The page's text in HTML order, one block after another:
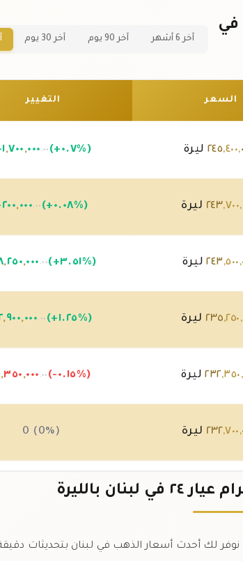
سعر سبيكة ذهب 20 جرام عيار 24 في
آخر 6 أشهر آخر 90 يوم آخر 30 يوم
السعر التغيير
٢٤٥,٤٠٠, ليرة ١,٧٠٠,٠٠٠ .٠٠ (+٠.٧%)
٢٤٣,٧٠٠, ليرة ٢٠٠,٠٠٠ .٠٠ (+٠.٠٨%)
٢٤٣,٥٠٠, ليرة ,٢٥٠,٠٠٠ .٠٠ (+٣.٥١%)
٢٣٥,٢٥٠, ليرة ,٩٠٠,٠٠٠ .٠٠ (+١.٢٥%)
٢٣٢,٣٥٠, ليرة ,٣٥٠,٠٠٠ .٠٠ (-٠.١٥%)
٢٣٢,٧٠٠, ليرة 0 (0%)
٢٣٢,٧٠٠, ليرة (-٠.٠٤%)
جرام عيار ٢٤ في لبنان اليوم. نوفر لك أحدث أسعار الذهب في لبنان